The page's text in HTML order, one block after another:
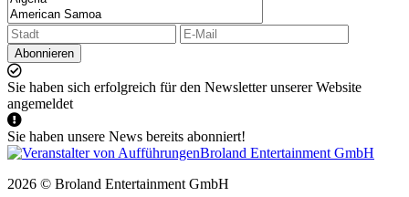
Abonnieren
Sie haben sich erfolgreich für den Newsletter unserer Website
angemeldet
Sie haben unsere News bereits abonniert!
2026 © Broland Entertainment GmbH